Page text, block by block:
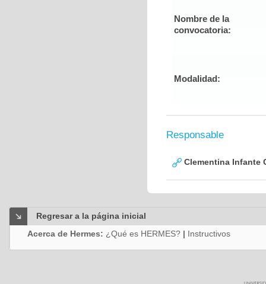
Nombre de la
convocatoria:
Modalidad:
Responsable
Clementina Infante
Regresar a la página inicial
Acerca de Hermes: ¿Qué es HERMES? | Instructivos